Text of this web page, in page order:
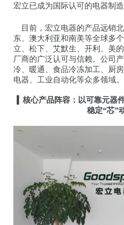
宏立已成为国际认可的电器制造
目前，宏立电器的产品远销
东、澳大利亚和南美等全球多
立、松下、艾默生、开利、美
厂商的广泛认可与信赖。公司
冷、暖通、食品冷冻加工、厨
电器、工业自动化等众多领域。
核心产品阵容：以可靠元器
稳定“芯”